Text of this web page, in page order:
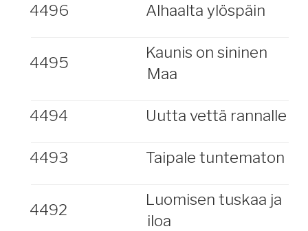
4496 Alhaalta ylöspäin
4495
Kaunis on sininen
Maa
4494 Uutta vettä rannalle
4493 Taipale tuntematon
4492
Luomisen tuskaa ja
iloa